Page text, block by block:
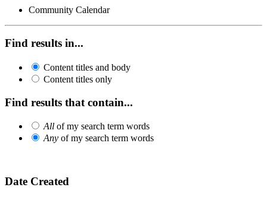
Community Calendar
Find results in...
Content titles and body
Content titles only
Find results that contain...
All of my search term words
Any of my search term words
Date Created